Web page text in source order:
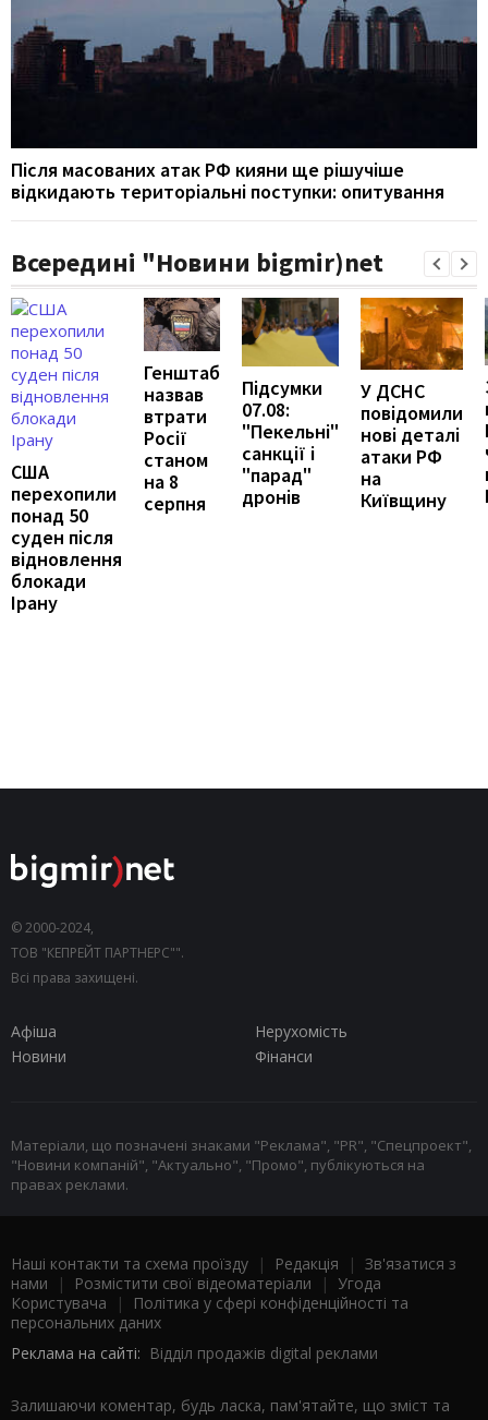
Після масованих атак РФ кияни ще рішучіше
відкидають територіальні поступки: опитування
Всередині "Новини bigmir)net
США
перехопили
понад 50
суден після
відновлення
блокади
Ірану
Генштаб
назвав
втрати
Росії
станом
на 8
серпня
Підсумки
07.08:
"Пекельні"
санкції і
"парад"
дронів
У ДСНС
повідомили
нові деталі
атаки РФ
на
Київщину
© 2000-2024,
ТОВ "КЕПРЕЙТ ПАРТНЕРС"".
Всі права захищені.
Афіша
Нерухомість
Новини
Фінанси
Матеріали, що позначені знаками "Реклама", "PR", "Спецпроект",
"Новини компаній", "Актуально", "Промо", публікуються на
правах реклами.
Наші контакти та схема проїзду | Редакція | Зв'язатися з
нами | Розмістити свої відеоматеріали | Угода
Користувача |
Політика у сфері конфіденційності та
персональних даних
Реклама на сайті: Відділ продажів digital реклами
Залишаючи коментар, будь ласка, пам'ятайте, що зміст та